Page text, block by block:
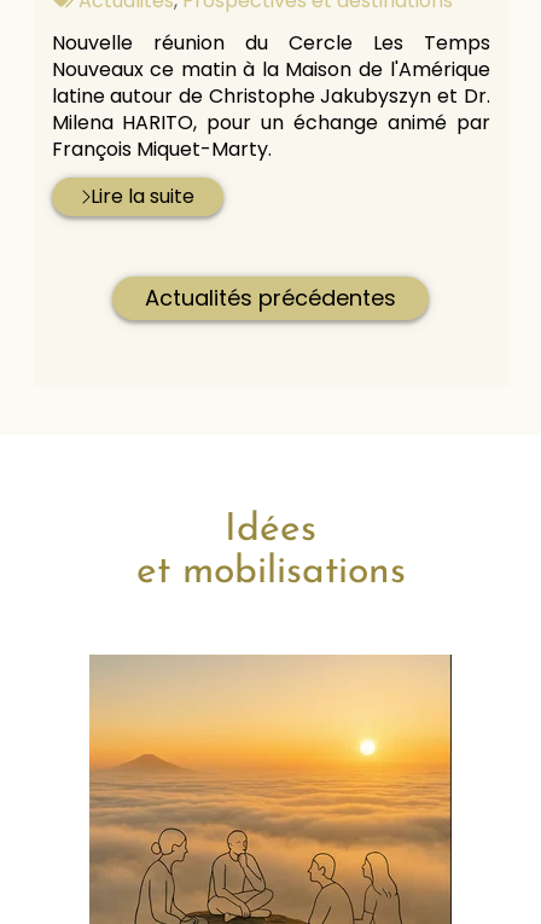
Nouvelle réunion du Cercle Les Temps
Nouveaux ce matin à la Maison de l'Amérique
latine autour de Christophe Jakubyszyn et Dr.
Milena HARITO, pour un échange animé par
François Miquet-Marty.
Lire la suite
Actualités précédentes
Idées
et mobilisations